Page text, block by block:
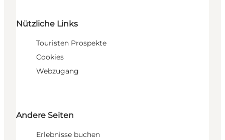
Nützliche Links
Touristen Prospekte
Cookies
Webzugang
Andere Seiten
Erlebnisse buchen